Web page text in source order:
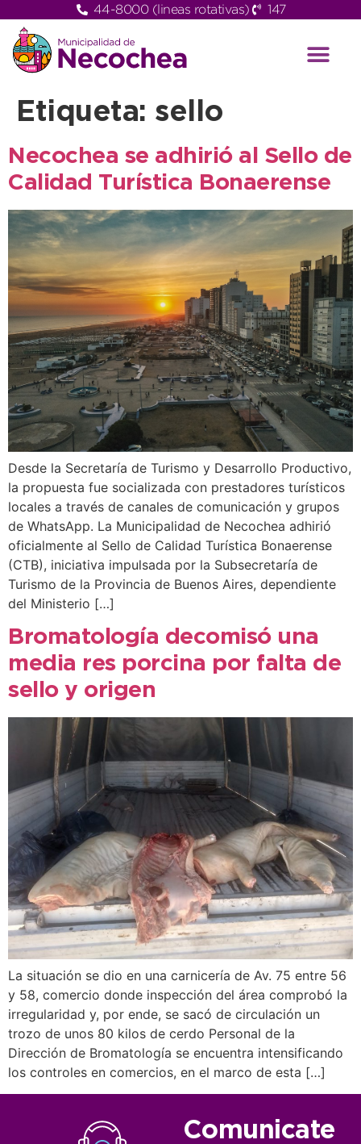
44-8000 (lineas rotativas) 147
Etiqueta: sello
Necochea se adhirió al Sello de
Calidad Turística Bonaerense
Desde la Secretaría de Turismo y Desarrollo Productivo,
la propuesta fue socializada con prestadores turísticos
locales a través de canales de comunicación y grupos
de WhatsApp. La Municipalidad de Necochea adhirió
oficialmente al Sello de Calidad Turística Bonaerense
(CTB), iniciativa impulsada por la Subsecretaría de
Turismo de la Provincia de Buenos Aires, dependiente
del Ministerio […]
Bromatología decomisó una
media res porcina por falta de
sello y origen
La situación se dio en una carnicería de Av. 75 entre 56
y 58, comercio donde inspección del área comprobó la
irregularidad y, por ende, se sacó de circulación un
trozo de unos 80 kilos de cerdo Personal de la
Dirección de Bromatología se encuentra intensificando
los controles en comercios, en el marco de esta […]
Comunicate